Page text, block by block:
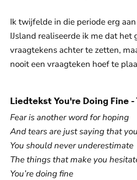
Ik twijfelde in die periode erg
IJsland realiseerde ik me dat het
vraagtekens achter te zetten,
nooit een vraagteken hoef te
Liedtekst You're Doing Fine -
Fear is another word for hoping
And tears are just saying that
You should never underestimate
The things that make you
You’re doing fine